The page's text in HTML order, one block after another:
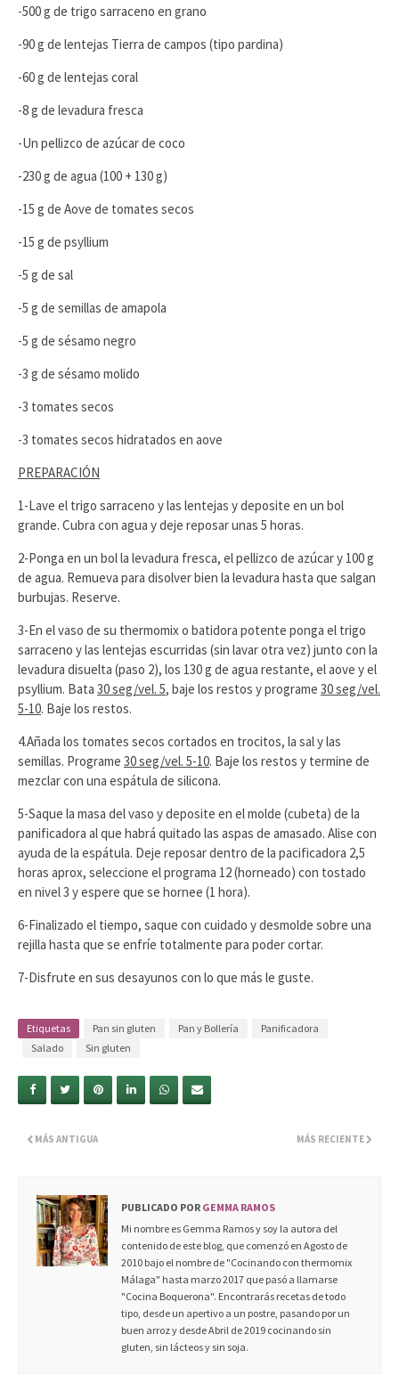
-500 g de trigo sarraceno en grano
-90 g de lentejas Tierra de campos (tipo pardina)
-60 g de lentejas coral
-8 g de levadura fresca
-Un pellizco de azúcar de coco
-230 g de agua (100 + 130 g)
-15 g de Aove de tomates secos
-15 g de psyllium
-5 g de sal
-5 g de semillas de amapola
-5 g de sésamo negro
-3 g de sésamo molido
-3 tomates secos
-3 tomates secos hidratados en aove
PREPARACIÓN
1-Lave el trigo sarraceno y las lentejas y deposite en un bol
grande. Cubra con agua y deje reposar unas 5 horas.
2-Ponga en un bol la levadura fresca, el pellizco de azúcar y 100 g
de agua. Remueva para disolver bien la levadura hasta que salgan
burbujas. Reserve.
3-En el vaso de su thermomix o batidora potente ponga el trigo
sarraceno y las lentejas escurridas (sin lavar otra vez) junto con la
levadura disuelta (paso 2), los 130 g de agua restante, el aove y el
psyllium. Bata 30 seg/vel. 5, baje los restos y programe 30 seg/vel.
5-10. Baje los restos.
4.Añada los tomates secos cortados en trocitos, la sal y las
semillas. Programe 30 seg/vel. 5-10. Baje los restos y termine de
mezclar con una espátula de silicona.
5-Saque la masa del vaso y deposite en el molde (cubeta) de la
panificadora al que habrá quitado las aspas de amasado. Alise con
ayuda de la espátula. Deje reposar dentro de la pacificadora 2,5
horas aprox, seleccione el programa 12 (horneado) con tostado
en nivel 3 y espere que se hornee (1 hora).
6-Finalizado el tiempo, saque con cuidado y desmolde sobre una
rejilla hasta que se enfríe totalmente para poder cortar.
7-Disfrute en sus desayunos con lo que más le guste.
Etiquetas Pan sin gluten Pan y Bollería
Panificadora
Salado
Sin gluten
MÁS RECIENTE
MÁS ANTIGUA
PUBLICADO POR GEMMA RAMOS
Mi nombre es Gemma Ramos y soy la autora del
contenido de este blog, que comenzó en Agosto de
2010 bajo el nombre de "Cocinando con thermomix
Málaga" hasta marzo 2017 que pasó a llamarse
"Cocina Boquerona". Encontrarás recetas de todo
tipo, desde un apertivo a un postre, pasando por un
buen arroz y desde Abril de 2019 cocinando sin
gluten, sin lácteos y sin soja.